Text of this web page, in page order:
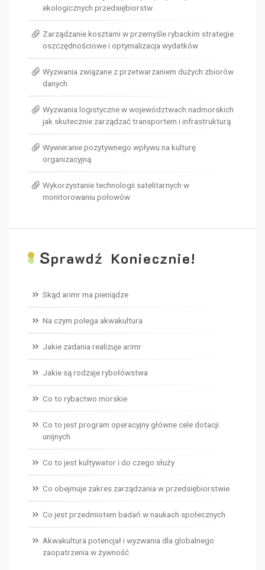
ekologicznych przedsiębiorstw
Zarządzanie kosztami w przemyśle rybackim strategie
oszczędnościowe i optymalizacja wydatków
Wyzwania związane z przetwarzaniem dużych zbiorów
danych
Wyzwania logistyczne w województwach nadmorskich
jak skutecznie zarządzać transportem i infrastrukturą
Wywieranie pozytywnego wpływu na kulturę
organizacyjną
Wykorzystanie technologii satelitarnych w
monitorowaniu połowów
Sprawdź Koniecznie!
Skąd arimr ma pieniądze
Na czym polega akwakultura
Jakie zadania realizuje arimr
Jakie są rodzaje rybołówstwa
Co to rybactwo morskie
Co to jest program operacyjny główne cele dotacji
unijnych
Co to jest kultywator i do czego służy
Co obejmuje zakres zarządzania w przedsiębiorstwie
Co jest przedmiotem badań w naukach społecznych
Akwakultura potencjał i wyzwania dla globalnego
zaopatrzenia w żywność